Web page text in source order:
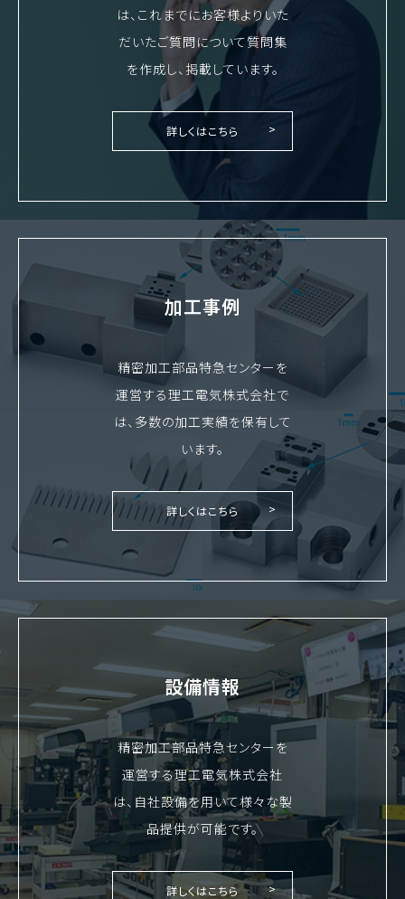
は、これまでにお客様よりいた
だいたご質問について質問集
を作成し、掲載しています。
詳しくはこちら
加工事例
精密加工部品特急センターを
運営する理工電気株式会社で
は、多数の加工実績を保有して
います。
詳しくはこちら
設備情報
精密加工部品特急センターを
運営する理工電気株式会社
は、自社設備を用いて様々な製
品提供が可能です。
詳しくはこちら